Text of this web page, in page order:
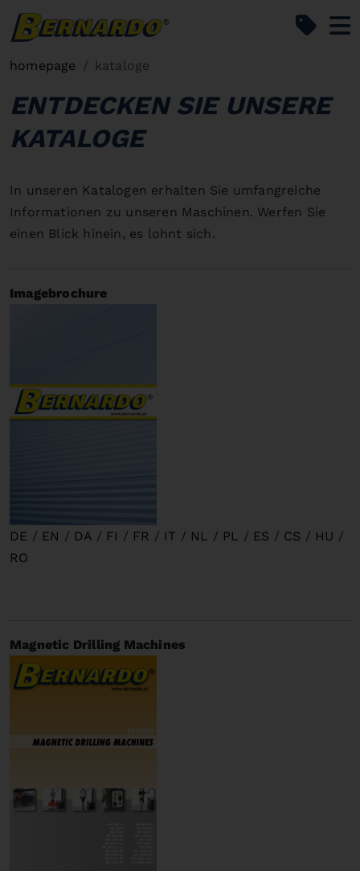
homepage kataloge
ENTDECKEN SIE UNSERE
KATALOGE
In unseren Katalogen erhalten Sie umfangreiche
Informationen zu unseren Maschinen. Werfen Sie
einen Blick hinein, es lohnt sich.
Imagebrochure
DE / EN / DA / FI / FR / IT / NL / PL / ES / CS / HU /
RO
Magnetic Drilling Machines